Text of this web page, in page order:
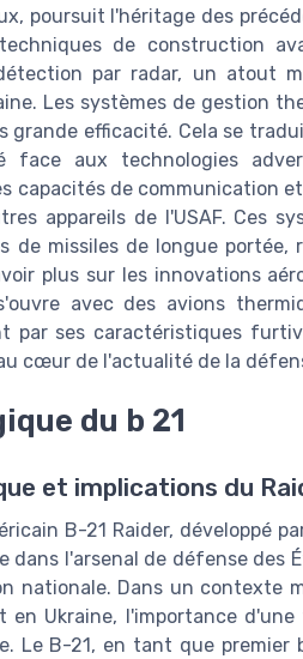
poursuit l'héritage des
de construction
par radar, un atout
Les systèmes de gestion
grande efficacité. Cela se
aux technologies
capacités de communication
appareils de l'USAF. Ces
de missiles de longue
plus sur les innovations
avec des avions
par ses caractéristiques
cœur de l'actualité de la
du b 21
et implications du
B-21 Raider, développé
dans l'arsenal de défense
nationale. Dans un contexte
en Ukraine, l'importance
Le B-21, en tant que